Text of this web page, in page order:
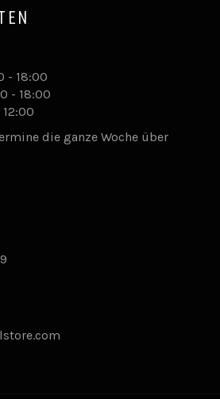
- 18:00
18:00
die ganze Woche über